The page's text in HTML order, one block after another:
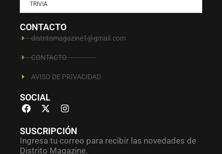
TRIVIA
CONTACTO
distritomagazine1@gmail.com
CONTACTO
AVISO DE PRIVACIDAD
SOCIAL
SUSCRIPCIÓN
Ingresa tu correo para recibir las novedades de
Distrito Magazine.